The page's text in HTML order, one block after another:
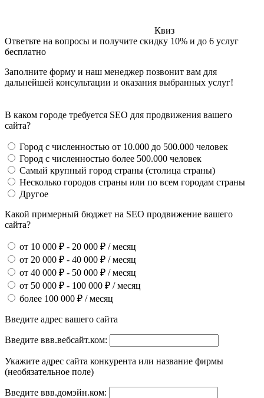
Квиз
Ответьте на вопросы и получите скидку 10% и до 6 услуг
бесплатно
Заполните форму и наш менеджер позвонит вам для
дальнейшей консультации и оказания выбранных услуг!
В каком городе требуется SEO для продвижения вашего
сайта?
Город с численностью от 10.000 до 500.000 человек
Город с численностью более 500.000 человек
Самый крупный город страны (столица страны)
Несколько городов страны или по всем городам страны
Другое
Какой примерный бюджет на SEO продвижение вашего
сайта?
от 10 000 ₽ - 20 000 ₽ / месяц
от 20 000 ₽ - 40 000 ₽ / месяц
от 40 000 ₽ - 50 000 ₽ / месяц
от 50 000 ₽ - 100 000 ₽ / месяц
более 100 000 ₽ / месяц
Введите адрес вашего сайта
Введите ввв.вебсайт.ком:
Укажите адрес сайта конкурента или название фирмы
(необязательное поле)
Введите ввв.домэйн.ком: